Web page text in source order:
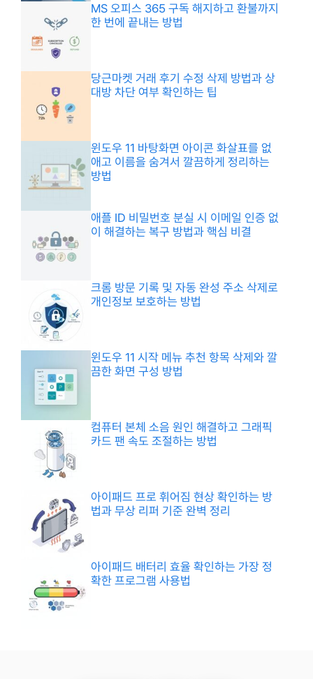
MS 오피스 365 구독 해지하고 환불까지
한 번에 끝내는 방법
당근마켓 거래 후기 수정 삭제 방법과 상
대방 차단 여부 확인하는 팁
윈도우 11 바탕화면 아이콘 화살표를 없
애고 이름을 숨겨서 깔끔하게 정리하는
방법
애플 ID 비밀번호 분실 시 이메일 인증 없
이 해결하는 복구 방법과 핵심 비결
크롬 방문 기록 및 자동 완성 주소 삭제로
개인정보 보호하는 방법
윈도우 11 시작 메뉴 추천 항목 삭제와 깔
끔한 화면 구성 방법
컴퓨터 본체 소음 원인 해결하고 그래픽
카드 팬 속도 조절하는 방법
아이패드 프로 휘어짐 현상 확인하는 방
법과 무상 리퍼 기준 완벽 정리
아이패드 배터리 효율 확인하는 가장 정
확한 프로그램 사용법